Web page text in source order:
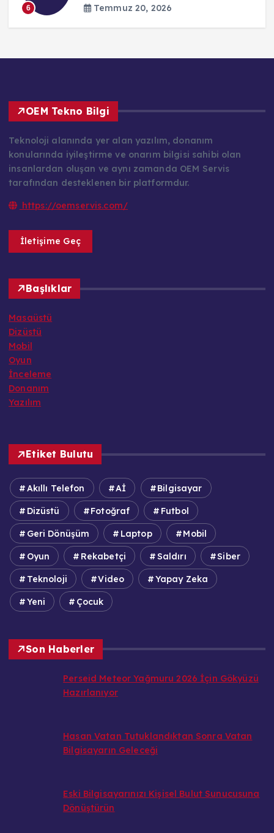
6
Temmuz 20, 2026
OEM Tekno Bilgi
Teknoloji alanında yer alan yazılım, donanım
konularında iyileştirme ve onarım bilgisi sahibi olan
insanlardan oluşan ve aynı zamanda OEM Servis
tarafından desteklenen bir platformdur.
https://oemservis.com/
İletişime Geç
Başlıklar
Masaüstü
Dizüstü
Mobil
Oyun
İnceleme
Donanım
Yazılım
Etiket Bulutu
Akıllı Telefon Aİ Bilgisayar
Dizüstü Fotoğraf Futbol
Geri Dönüşüm Laptop Mobil
Oyun Rekabetçi Saldırı Siber
Teknoloji Video Yapay Zeka
Yeni Çocuk
Son Haberler
Perseid Meteor Yağmuru 2026 İçin Gökyüzü
Hazırlanıyor
Hasan Vatan Tutuklandıktan Sonra Vatan
Bilgisayarın Geleceği
Eski Bilgisayarınızı Kişisel Bulut Sunucusuna
Dönüştürün